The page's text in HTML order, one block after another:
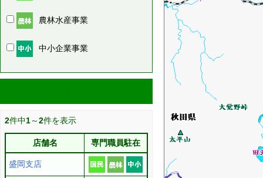
農林水産事業
中小企業事業
2件中1～2件を表示
店舗名 専門職員駐在
盛岡支店